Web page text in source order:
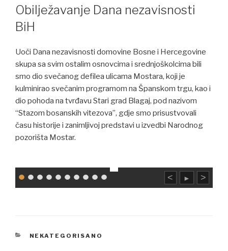
ON
Obilježavanje Dana nezavisnosti
BiH
Uoči Dana nezavisnosti domovine Bosne i Hercegovine
skupa sa svim ostalim osnovcima i srednjoškolcima bili
smo dio svečanog defilea ulicama Mostara, koji je
kulminirao svečanim programom na Španskom trgu, kao i
dio pohoda na tvrđavu Stari grad Blagaj, pod nazivom
“Stazom bosanskih vitezova”, gdje smo prisustvovali
času historije i zanimljivoj predstavi u izvedbi Narodnog
pozorišta Mostar.
< ► >
CATEGORIES
NEKATEGORISANO